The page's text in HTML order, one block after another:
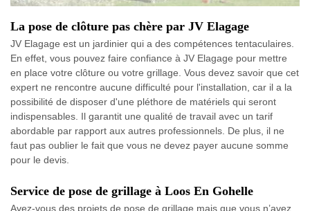
La pose de clôture pas chère par JV Elagage
JV Elagage est un jardinier qui a des compétences tentaculaires.
En effet, vous pouvez faire confiance à JV Elagage pour mettre
en place votre clôture ou votre grillage. Vous devez savoir que cet
expert ne rencontre aucune difficulté pour l'installation, car il a la
possibilité de disposer d'une pléthore de matériels qui seront
indispensables. Il garantit une qualité de travail avec un tarif
abordable par rapport aux autres professionnels. De plus, il ne
faut pas oublier le fait que vous ne devez payer aucune somme
pour le devis.
Service de pose de grillage à Loos En Gohelle
Avez-vous des projets de pose de grillage mais que vous n’avez